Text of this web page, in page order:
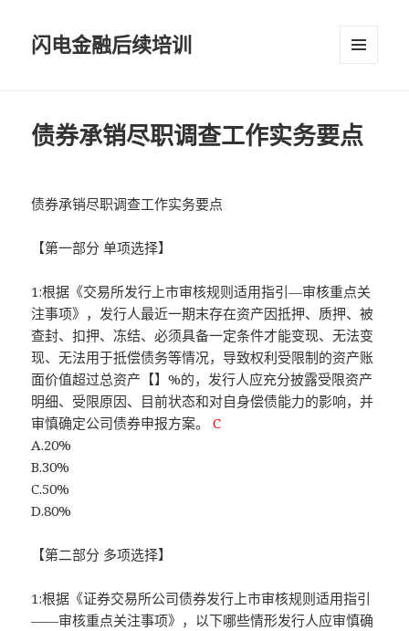
闪电金融后续培训
债券承销尽职调查工作实务要点
债券承销尽职调查工作实务要点
【第一部分 单项选择】
1:根据《交易所发行上市审核规则适用指引—审核重点关
注事项》，发行人最近一期末存在资产因抵押、质押、被
查封、扣押、冻结、必须具备一定条件才能变现、无法变
现、无法用于抵偿债务等情况，导致权利受限制的资产账
面价值超过总资产【】%的，发行人应充分披露受限资产
明细、受限原因、目前状态和对自身偿债能力的影响，并
审慎确定公司债券申报方案。C
A.20%
B.30%
C.50%
D.80%
【第二部分 多项选择】
1:根据《证券交易所公司债券发行上市审核规则适用指引
——审核重点关注事项》，以下哪些情形发行人应审慎确